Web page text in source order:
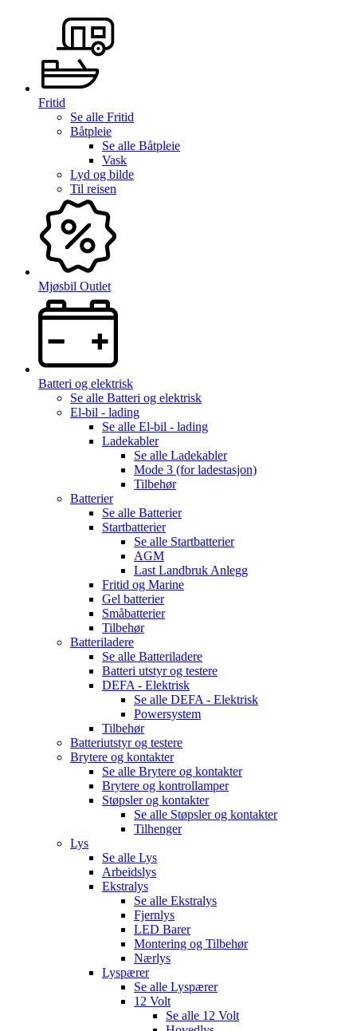
Fritid
Se alle Fritid
Båtpleie
Se alle Båtpleie
Vask
Lyd og bilde
Til reisen
Mjøsbil Outlet
Batteri og elektrisk
Se alle Batteri og elektrisk
El-bil - lading
Se alle El-bil - lading
Ladekabler
Se alle Ladekabler
Mode 3 (for ladestasjon)
Tilbehør
Batterier
Se alle Batterier
Startbatterier
Se alle Startbatterier
AGM
Last Landbruk Anlegg
Fritid og Marine
Gel batterier
Småbatterier
Tilbehør
Batteriladere
Se alle Batteriladere
Batteri utstyr og testere
DEFA - Elektrisk
Se alle DEFA - Elektrisk
Powersystem
Tilbehør
Batteriutstyr og testere
Brytere og kontakter
Se alle Brytere og kontakter
Brytere og kontrollamper
Støpsler og kontakter
Se alle Støpsler og kontakter
Tilhenger
Lys
Se alle Lys
Arbeidslys
Ekstralys
Se alle Ekstralys
Fjernlys
LED Barer
Montering og Tilbehør
Nærlys
Lyspærer
Se alle Lyspærer
12 Volt
Se alle 12 Volt